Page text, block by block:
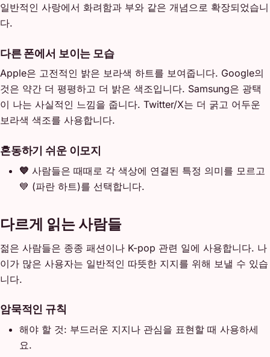
일반적인 사랑에서 화려함과 부와 같은 개념으로 확장되었습니
다.
다른 폰에서 보이는 모습
Apple은 고전적인 밝은 보라색 하트를 보여줍니다. Google의
것은 약간 더 평평하고 더 밝은 색조입니다. Samsung은 광택
이 나는 사실적인 느낌을 줍니다. Twitter/X는 더 굵고 어두운
보라색 색조를 사용합니다.
혼동하기 쉬운 이모지
💙 사람들은 때때로 각 색상에 연결된 특정 의미를 모르고
💙 (파란 하트)를 선택합니다.
다르게 읽는 사람들
젊은 사람들은 종종 패션이나 K-pop 관련 일에 사용합니다. 나
이가 많은 사용자는 일반적인 따뜻한 지지를 위해 보낼 수 있습
니다.
암묵적인 규칙
해야 할 것: 부드러운 지지나 관심을 표현할 때 사용하세
요.